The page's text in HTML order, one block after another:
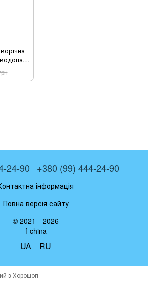
- 11
24-90 +380 (99) 444-24-90
інформація
Повна версія сайту
© 2021—2026
f-china
UA RU
з Хорошоп